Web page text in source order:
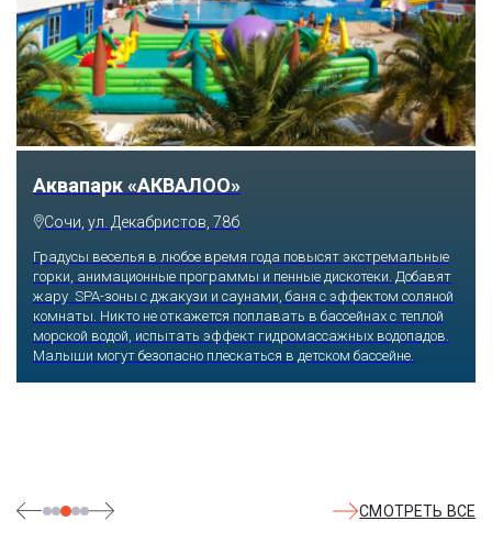
Аквапарк «АКВАЛОО»
Сочи, ул. Декабристов, 78б
Градусы веселья в любое время года повысят экстремальные
горки, анимационные программы и пенные дискотеки. Добавят
жару SPA-зоны с джакузи и саунами, баня с эффектом соляной
комнаты. Никто не откажется поплавать в бассейнах с теплой
морской водой, испытать эффект гидромассажных водопадов.
Малыши могут безопасно плескаться в детском бассейне.
СМОТРЕТЬ ВСЕ